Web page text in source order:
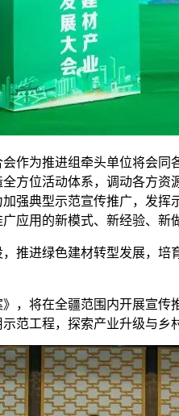
为推进组牵头单位将会同
方位活动体系，调动各方
强典型示范宣传推广，发
应用的新模式、新经验、新
进绿色建材转型发展，培
将在全疆范围内开展宣传
范工程，探索产业升级与乡